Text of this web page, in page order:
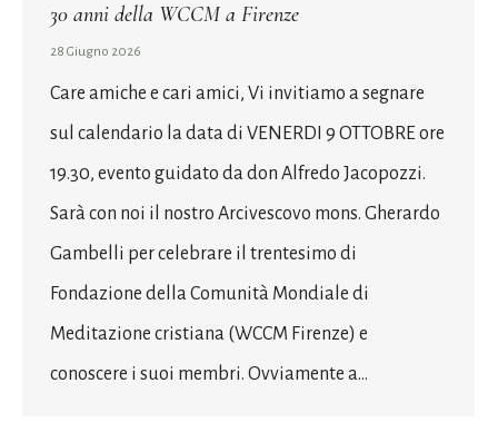
30 anni della WCCM a Firenze
28 Giugno 2026
Care amiche e cari amici, Vi invitiamo a segnare
sul calendario la data di VENERDI 9 OTTOBRE ore
19.30, evento guidato da don Alfredo Jacopozzi.
Sarà con noi il nostro Arcivescovo mons. Gherardo
Gambelli per celebrare il trentesimo di
Fondazione della Comunità Mondiale di
Meditazione cristiana (WCCM Firenze) e
conoscere i suoi membri. Ovviamente a…